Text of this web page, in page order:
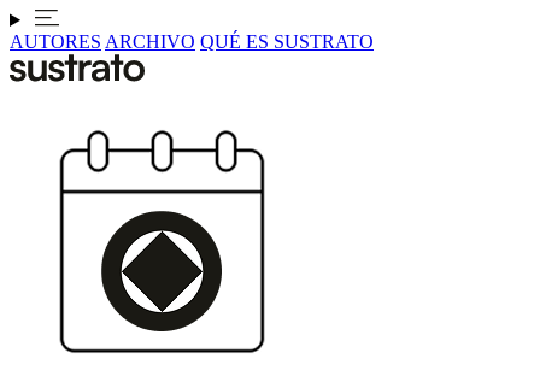
AUTORES ARCHIVO QUÉ ES SUSTRATO